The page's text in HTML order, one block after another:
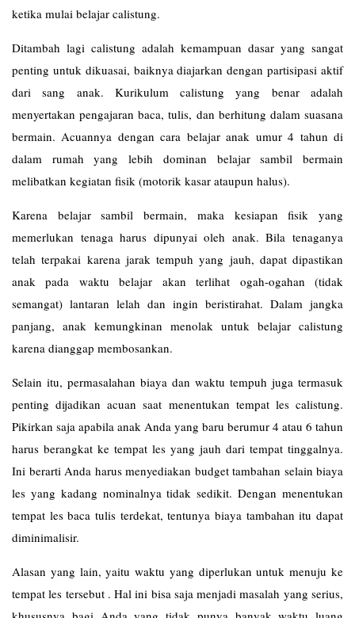
ketika mulai belajar calistung.
Ditambah lagi calistung adalah kemampuan dasar yang sangat
penting untuk dikuasai, baiknya diajarkan dengan partisipasi aktif
dari sang anak. Kurikulum calistung yang benar adalah
menyertakan pengajaran baca, tulis, dan berhitung dalam suasana
bermain. Acuannya dengan cara belajar anak umur 4 tahun di
dalam rumah yang lebih dominan belajar sambil bermain
melibatkan kegiatan fisik (motorik kasar ataupun halus).
Karena belajar sambil bermain, maka kesiapan fisik yang
memerlukan tenaga harus dipunyai oleh anak. Bila tenaganya
telah terpakai karena jarak tempuh yang jauh, dapat dipastikan
anak pada waktu belajar akan terlihat ogah-ogahan (tidak
semangat) lantaran lelah dan ingin beristirahat. Dalam jangka
panjang, anak kemungkinan menolak untuk belajar calistung
karena dianggap membosankan.
Selain itu, permasalahan biaya dan waktu tempuh juga termasuk
penting dijadikan acuan saat menentukan tempat les calistung.
Pikirkan saja apabila anak Anda yang baru berumur 4 atau 6 tahun
harus berangkat ke tempat les yang jauh dari tempat tinggalnya.
Ini berarti Anda harus menyediakan budget tambahan selain biaya
les yang kadang nominalnya tidak sedikit. Dengan menentukan
tempat les baca tulis terdekat, tentunya biaya tambahan itu dapat
diminimalisir.
Alasan yang lain, yaitu waktu yang diperlukan untuk menuju ke
tempat les tersebut . Hal ini bisa saja menjadi masalah yang serius,